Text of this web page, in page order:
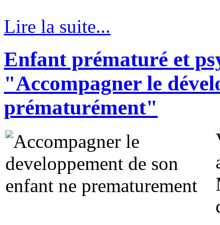
Lire la suite...
Enfant prématuré et
"Accompagner le
prématurément"